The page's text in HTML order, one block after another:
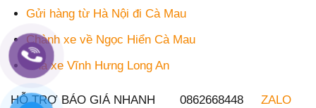
Gửi hàng từ Hà Nội đi Cà Mau
Chành xe về Ngọc Hiển Cà Mau
Nhà xe Vĩnh Hưng Long An
HỖ TRỢ BÁO GIÁ NHANH 0862668448 ZALO